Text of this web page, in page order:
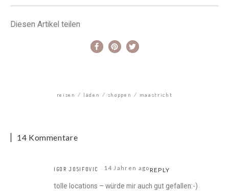
Diesen Artikel teilen
reisen läden shoppen maastricht
14 Kommentare
IGOR JOSIFOVIC 14 Jahren agoREPLY
tolle locations – würde mir auch gut gefallen:-)